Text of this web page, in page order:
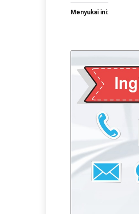
Menyukai ini: